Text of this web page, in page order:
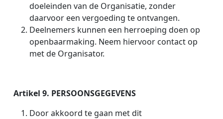
doeleinden van de Organisatie, zonder
daarvoor een vergoeding te ontvangen.
Deelnemers kunnen een herroeping doen op
openbaarmaking. Neem hiervoor contact op
met de Organisator.
Artikel 9. PERSOONSGEGEVENS
Door akkoord te gaan met dit